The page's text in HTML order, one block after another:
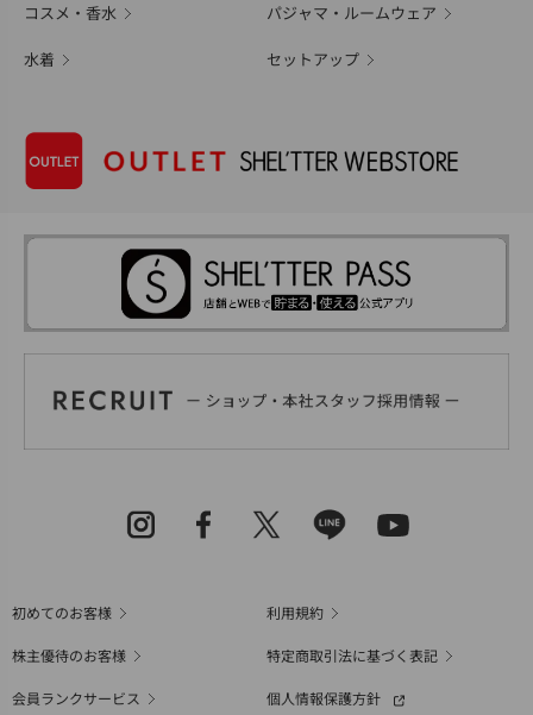
コスメ・香水 パジャマ・ルームウェア
水着 セットアップ
初めてのお客様
利用規約
株主優待のお客様
特定商取引法に基づく表記
会員ランクサービス
個人情報保護方針